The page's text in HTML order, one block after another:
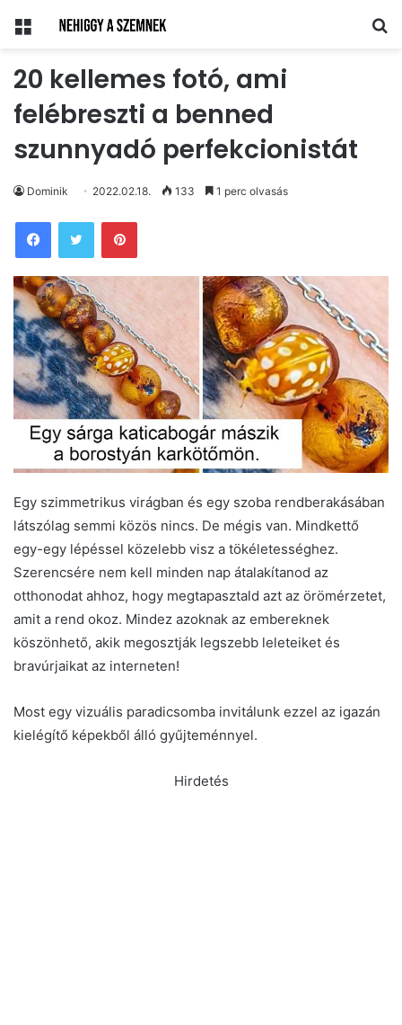
Menü
20 kellemes fotó, ami
felébreszti a benned
szunnyadó perfekcionistát
Dominik 2022.02.18. 133 1 perc olvasás
Pinterest
Egy szimmetrikus virágban és egy szoba rendberakásában
látszólag semmi közös nincs. De mégis van. Mindkettő
egy-egy lépéssel közelebb visz a tökéletességhez.
Szerencsére nem kell minden nap átalakítanod az
otthonodat ahhoz, hogy megtapasztald azt az örömérzetet,
amit a rend okoz. Mindez azoknak az embereknek
köszönhető, akik megosztják legszebb leleteiket és
bravúrjaikat az interneten!
Most egy vizuális paradicsomba invitálunk ezzel az igazán
kielégítő képekből álló gyűjteménnyel.
Hirdetés